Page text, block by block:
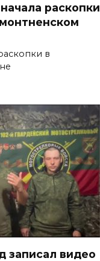
раскопки
в
записал видео